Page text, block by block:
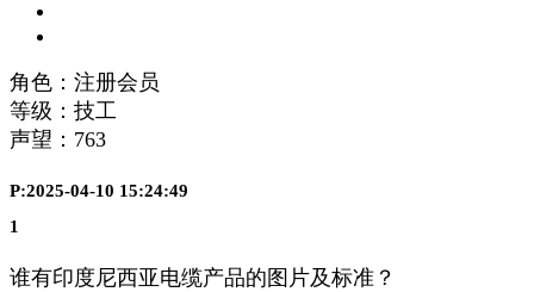
角色：注册会员
等级：技工
声望： 763
P:2025-04-10 15:24:49
1
谁有印度尼西亚电缆产品的图片及标准？